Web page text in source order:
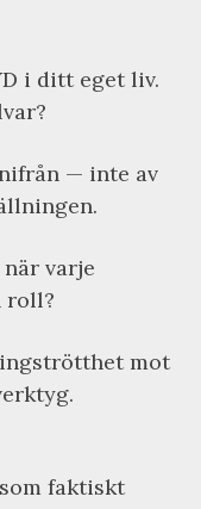
i ditt eget liv.
— inte av
varje
roll?
mot
faktiskt